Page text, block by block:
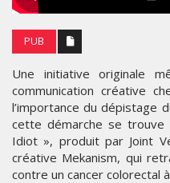
PUB
Une initiative originale
communication créative
l’importance du dépistage
cette démarche se trouve
Idiot », produit par Joint
créative Mekanism, qui
contre un cancer colorectal